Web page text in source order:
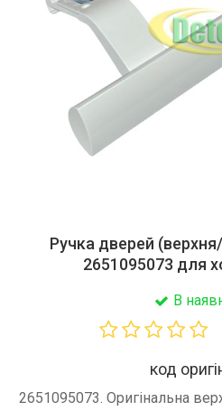
Ручка дверей
2651095073 для
В
код
2651095073. Оригінальна